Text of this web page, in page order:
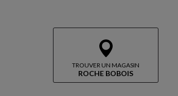
TROUVER UN MAGASIN
ROCHE BOBOIS